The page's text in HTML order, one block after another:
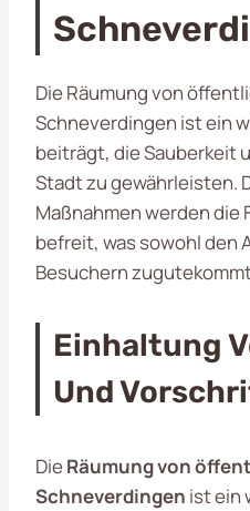
Die Räumung von
Schneverdingen ist ein
beiträgt, die Sauberkeit
Stadt zu gewährleisten.
Maßnahmen werden die
befreit, was sowohl den
Besuchern
Einhaltung
Und
DieRäumung von
Schneverdingen ist ein